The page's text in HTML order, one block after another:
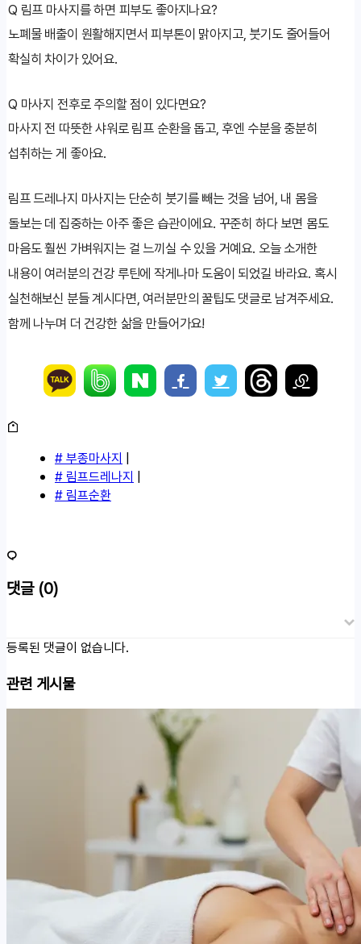
Q 림프 마사지를 하면 피부도 좋아지나요?
노폐물 배출이 원활해지면서 피부톤이 맑아지고, 붓기도 줄어들어
확실히 차이가 있어요.
Q 마사지 전후로 주의할 점이 있다면요?
마사지 전 따뜻한 샤워로 림프 순환을 돕고, 후엔 수분을 충분히
섭취하는 게 좋아요.
림프 드레나지 마사지는 단순히 붓기를 빼는 것을 넘어, 내 몸을
돌보는 데 집중하는 아주 좋은 습관이에요. 꾸준히 하다 보면 몸도
마음도 훨씬 가벼워지는 걸 느끼실 수 있을 거예요. 오늘 소개한
내용이 여러분의 건강 루틴에 작게나마 도움이 되었길 바라요. 혹시
실천해보신 분들 계시다면, 여러분만의 꿀팁도 댓글로 남겨주세요.
함께 나누며 더 건강한 삶을 만들어가요!
# 부종마사지 |
# 림프드레나지 |
# 림프순환
댓글 (0)
등록된 댓글이 없습니다.
관련 게시물